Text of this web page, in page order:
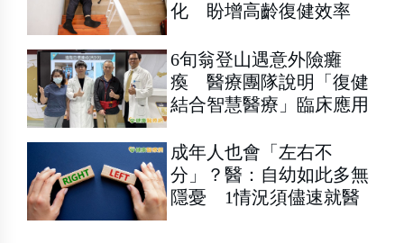
化 盼增高齡復健效率
6旬翁登山遇意外險癱
瘓 醫療團隊說明「復健
結合智慧醫療」臨床應用
成年人也會「左右不
分」？醫：自幼如此多無
隱憂 1情況須儘速就醫